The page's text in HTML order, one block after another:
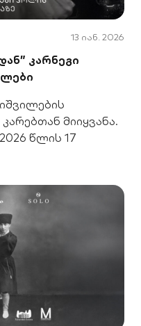
13 იან. 2026
კარნეგი
მიიყვანა.
წლის 17